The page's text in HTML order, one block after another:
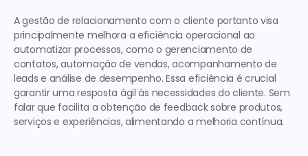
A gestão de relacionamento com o cliente portanto visa
principalmente melhora a eficiência operacional ao
automatizar processos, como o gerenciamento de
contatos, automação de vendas, acompanhamento de
leads e análise de desempenho. Essa eficiência é crucial
garantir uma resposta ágil às necessidades do cliente. Sem
falar que facilita a obtenção de feedback sobre produtos,
serviços e experiências, alimentando a melhoria contínua.